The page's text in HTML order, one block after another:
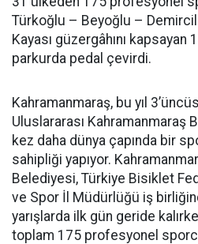
Türkoğlu – Beyoğlu –
Kayası güzergâhını
parkurda pedal çevirdi.
Kahramanmaraş, bu yıl
Uluslararası Kahramanmaraş
kez daha dünya çapında bir
sahipliği yapıyor.
Belediyesi, Türkiye Bisiklet
ve Spor İl Müdürlüğü iş
yarışlarda ilk gün geride
toplam 175 profesyonel